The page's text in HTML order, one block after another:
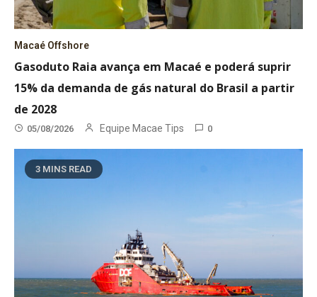
Macaé Offshore
Gasoduto Raia avança em Macaé e poderá suprir
15% da demanda de gás natural do Brasil a partir
de 2028
05/08/2026 Equipe Macae Tips 0
3 MINS READ